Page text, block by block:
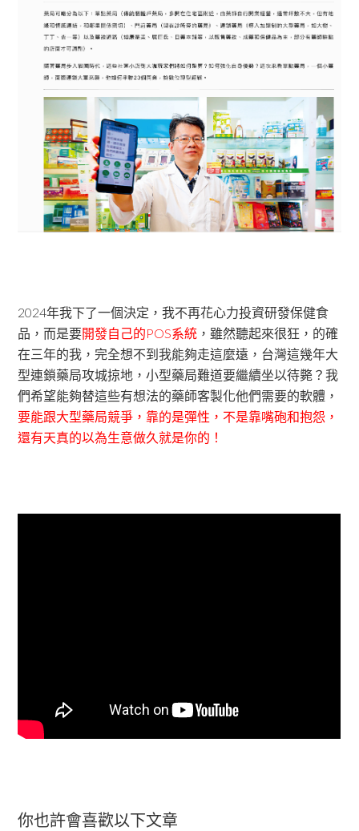
2024年我下了一個決定，我不再花心力投資研發保健食
品，而是要開發自己的POS系統 ，雖然聽起來很狂，的確
在三年的我，完全想不到我能夠走這麼遠，台灣這幾年大
型連鎖藥局攻城掠地，小型藥局難道要繼續坐以待斃？我
們希望能夠替這些有想法的藥師客製化他們需要的軟體，
要能跟大型藥局競爭，靠的是彈性，不是靠嘴砲和抱怨，
還有天真的以為生意做久就是你的！
你也許會喜歡以下文章